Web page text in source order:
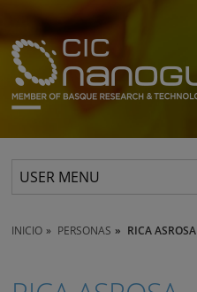
USER MENU
INICIO PERSONAS RICA ASROSA